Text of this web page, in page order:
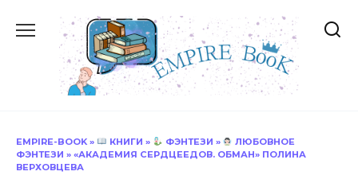
содержанию
EMPIRE-BOOK » КНИГИ » ФЭНТЕЗИ »
ЛЮБОВНОЕ
ФЭНТЕЗИ » «АКАДЕМИЯ СЕРДЦЕЕДОВ. ОБМАН» ПОЛИНА
ВЕРХОВЦЕВА